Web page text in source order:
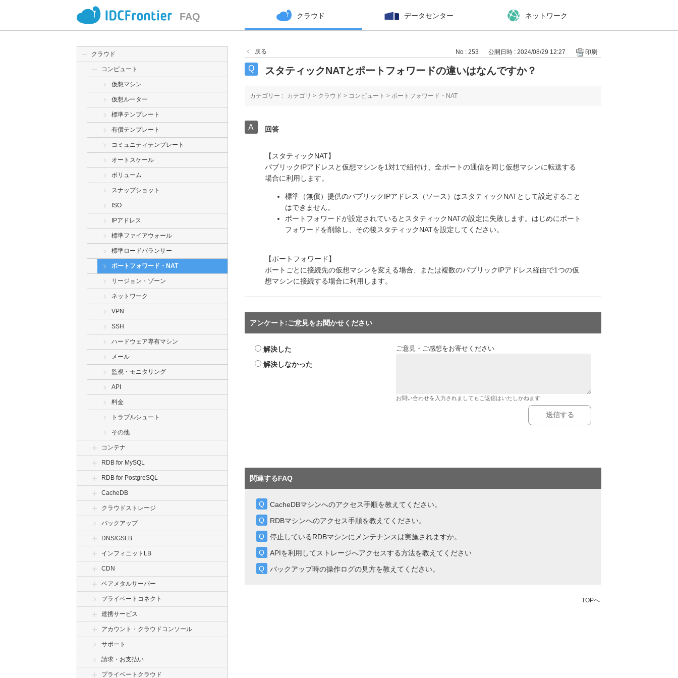
FAQ クラウド データセンター ネットワーク
クラウド
コンピュート
仮想マシン
仮想ルーター
標準テンプレート
有償テンプレート
コミュニティテンプレート
オートスケール
ボリューム
スナップショット
ISO
IPアドレス
標準ファイアウォール
標準ロードバランサー
ポートフォワード・NAT
リージョン・ゾーン
ネットワーク
VPN
SSH
ハードウェア専有マシン
メール
監視・モニタリング
API
料金
トラブルシュート
その他
コンテナ
RDB for MySQL
RDB for PostgreSQL
CacheDB
クラウドストレージ
バックアップ
DNS/GSLB
インフィニットLB
CDN
ベアメタルサーバー
プライベートコネクト
連携サービス
アカウント・クラウドコンソール
サポート
請求・お支払い
プライベートクラウド
戻る No : 253 公開日時 : 2024/08/29 12:27 印刷
スタティックNATとポートフォワードの違いはなんですか？
カテゴリー : カテゴリ > クラウド > コンピュート > ポートフォワード・NAT
回答
【スタティックNAT】
パブリックIPアドレスと仮想マシンを1対1で紐付け、全ポートの通信を同じ仮想マシンに転送する
場合に利用します。
標準（無償）提供のパブリックIPアドレス（ソース）はスタティックNATとして設定すること
はできません。
ポートフォワードが設定されているとスタティックNATの設定に失敗します。はじめにポート
フォワードを削除し、その後スタティックNATを設定してください。
【ポートフォワード】
ポートごとに接続先の仮想マシンを変える場合、または複数のパブリックIPアドレス経由で1つの仮
想マシンに接続する場合に利用します。
アンケート:ご意見をお聞かせください
解決した
解決しなかった
ご意見・ご感想をお寄せください
お問い合わせを入力されましてもご返信はいたしかねます
関連するFAQ
CacheDBマシンへのアクセス手順を教えてください。
RDBマシンへのアクセス手順を教えてください。
停止しているRDBマシンにメンテナンスは実施されますか。
APIを利用してストレージへアクセスする方法を教えてください
バックアップ時の操作ログの見方を教えてください。
TOPへ